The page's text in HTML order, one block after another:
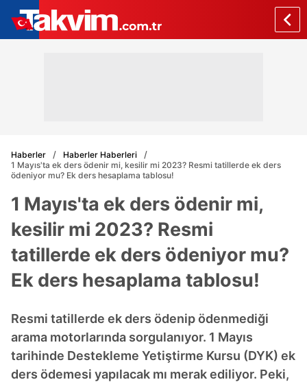
Haberler
Haberler Haberleri
1 Mayıs'ta ek ders ödenir mi, kesilir mi 2023? Resmi tatillerde ek ders
ödeniyor mu? Ek ders hesaplama tablosu!
1 Mayıs'ta ek ders ödenir mi,
kesilir mi 2023? Resmi
tatillerde ek ders ödeniyor mu?
Ek ders hesaplama tablosu!
Resmi tatillerde ek ders ödenip ödenmediği
arama motorlarında sorgulanıyor. 1 Mayıs
tarihinde Destekleme Yetiştirme Kursu (DYK) ek
ders ödemesi yapılacak mı merak ediliyor. Peki,